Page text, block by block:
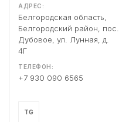
АДРЕС:
Белгородская область,
Белгородский район, пос.
Дубовое, ул. Лунная, д.
4Г
ТЕЛЕФОН:
+7 930 090 6565
TG